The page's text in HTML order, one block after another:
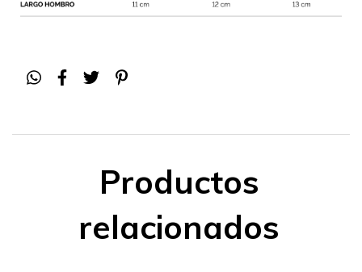
Productos
relacionados